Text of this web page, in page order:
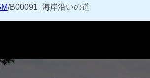
/B00091_海岸沿いの道